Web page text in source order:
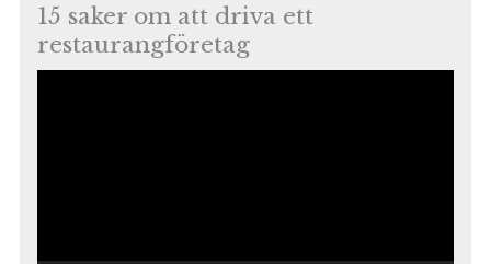
15 saker om att driva ett
restaurangföretag